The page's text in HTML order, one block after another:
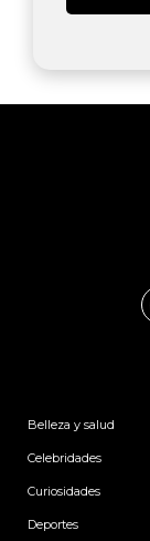
Belleza y salud
Celebridades
Curiosidades
Deportes